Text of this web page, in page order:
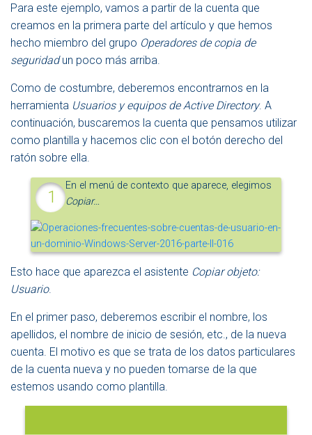
Para este ejemplo, vamos a partir de la cuenta que
creamos en la primera parte del artículo y que hemos
hecho miembro del grupo Operadores de copia de
seguridadun poco más arriba.
Como de costumbre, deberemos encontrarnos en la
herramienta Usuarios y equipos de Active Directory. A
continuación, buscaremos la cuenta que pensamos utilizar
como plantilla y hacemos clic con el botón derecho del
ratón sobre ella.
En el menú de contexto que aparece, elegimos
Copiar…
Esto hace que aparezca el asistente Copiar objeto:
Usuario.
En el primer paso, deberemos escribir el nombre, los
apellidos, el nombre de inicio de sesión, etc., de la nueva
cuenta. El motivo es que se trata de los datos particulares
de la cuenta nueva y no pueden tomarse de la que
estemos usando como plantilla.